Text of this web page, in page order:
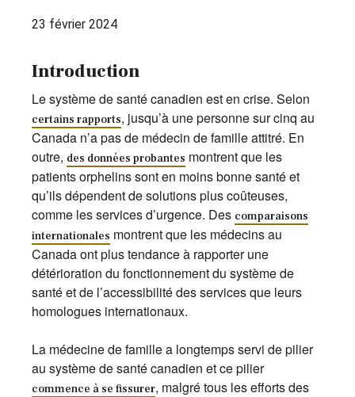
23 février 2024
Introduction
Le système de santé canadien est en crise. Selon
certains rapports, jusqu’à une personne sur cinq au
Canada n’a pas de médecin de famille attitré. En
outre, des données probantes montrent que les
patients orphelins sont en moins bonne santé et
qu’ils dépendent de solutions plus coûteuses,
comme les services d’urgence. Des comparaisons
internationales montrent que les médecins au
Canada ont plus tendance à rapporter une
détérioration du fonctionnement du système de
santé et de l’accessibilité des services que leurs
homologues internationaux.
La médecine de famille a longtemps servi de pilier
au système de santé canadien et ce pilier
commence à se fissurer, malgré tous les efforts des